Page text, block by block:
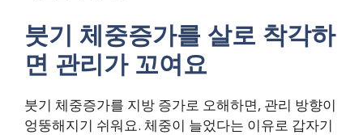
붓기 체중증가를 살로 착각하
면 관리가 꼬여요
붓기 체중증가를 지방 증가로 오해하면, 관리 방향이
엉뚱해지기 쉬워요. 체중이 늘었다는 이유로 갑자기